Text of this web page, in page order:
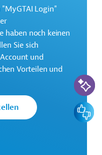
ist die wichtigste
Login"
haben noch keinen
Sie sich
und
Vorteilen und
KI-